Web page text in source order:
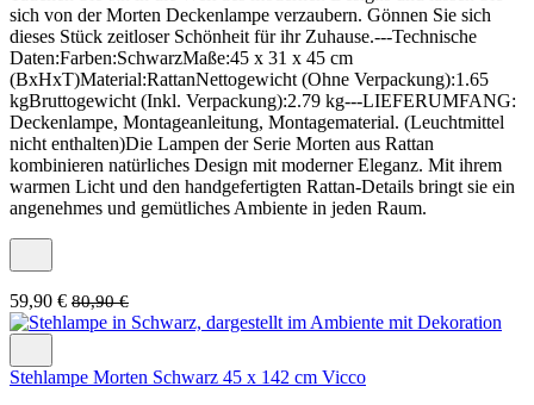
sich von der Morten Deckenlampe verzaubern. Gönnen Sie sich
dieses Stück zeitloser Schönheit für ihr Zuhause.---Technische
Daten:Farben:SchwarzMaße:45 x 31 x 45 cm
(BxHxT)Material:RattanNettogewicht (Ohne Verpackung):1.65
kgBruttogewicht (Inkl. Verpackung):2.79 kg---LIEFERUMFANG:
Deckenlampe, Montageanleitung, Montagematerial. (Leuchtmittel
nicht enthalten)Die Lampen der Serie Morten aus Rattan
kombinieren natürliches Design mit moderner Eleganz. Mit ihrem
warmen Licht und den handgefertigten Rattan-Details bringt sie ein
angenehmes und gemütliches Ambiente in jeden Raum.
59,90 € 80,90 €
Stehlampe Morten Schwarz 45 x 142 cm Vicco